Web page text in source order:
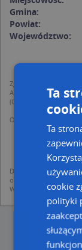
Gmina:
Powiat:
Województwo:
Zgodnie z
Administratorem
(Operator) z siedzibą w
Operator przetwarza
dodania ich
mapach (art. 6
6 ust. 1 lit. f
Dane pochodzą z
oraz od podmiotów
Więcej informacji dot.
Ta
Ta
cookie
polityki